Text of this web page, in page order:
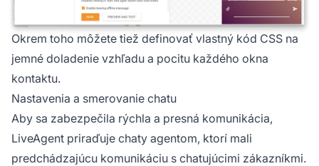
Okrem toho môžete tiež definovať vlastný kód CSS na
jemné doladenie vzhľadu a pocitu každého okna
kontaktu.
Nastavenia a smerovanie chatu
Aby sa zabezpečila rýchla a presná komunikácia,
LiveAgent priraďuje chaty agentom, ktorí mali
predchádzajúcu komunikáciu s chatujúcimi zákazníkmi.